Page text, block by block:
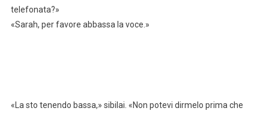
telefonata?»
«Sarah, per favore abbassa la voce.»
«La sto tenendo bassa,» sibilai. «Non potevi dirmelo prima che